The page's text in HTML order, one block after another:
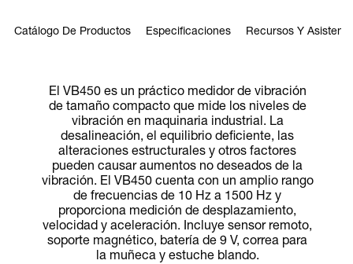
Catálogo De Productos Especificaciones Recursos Y
El VB450 es un práctico medidor de vibración
de tamaño compacto que mide los niveles de
vibración en maquinaria industrial. La
desalineación, el equilibrio deficiente, las
alteraciones estructurales y otros factores
pueden causar aumentos no deseados de la
vibración. El VB450 cuenta con un amplio rango
de frecuencias de 10 Hz a 1500 Hz y
proporciona medición de desplazamiento,
velocidad y aceleración. Incluye sensor remoto,
soporte magnético, batería de 9 V, correa para
la muñeca y estuche blando.